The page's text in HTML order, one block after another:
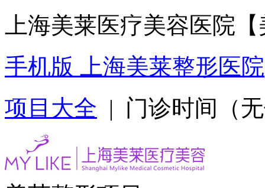
上海美莱医疗美容医院
手机版 上海美莱整形医院
项目大全 | 门诊时间（